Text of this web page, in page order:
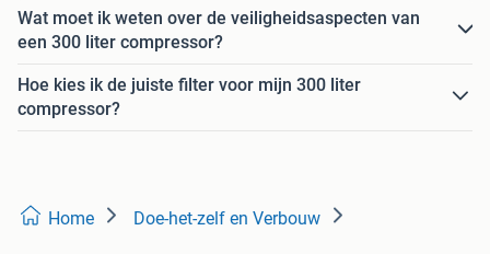
Wat moet ik weten over de veiligheidsaspecten van
een 300 liter compressor?
Hoe kies ik de juiste filter voor mijn 300 liter
compressor?
Home Doe-het-zelf en Verbouw